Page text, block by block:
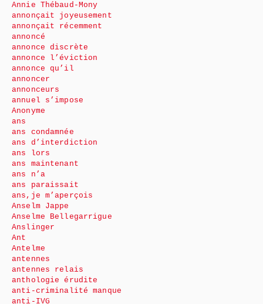
Annie Thébaud-Mony
annonçait joyeusement
annonçait récemment
annoncé
annonce discrète
annonce l’éviction
annonce qu’il
annoncer
annonceurs
annuel s’impose
Anonyme
ans
ans condamnée
ans d’interdiction
ans lors
ans maintenant
ans n’a
ans paraissait
ans,je m’aperçois
Anselm Jappe
Anselme Bellegarrigue
Anslinger
Ant
Antelme
antennes
antennes relais
anthologie érudite
anti-criminalité manque
anti-IVG